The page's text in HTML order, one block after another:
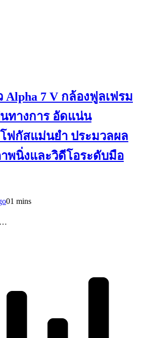
Alpha 7 V กล้องฟูลเฟรม
ทางการ อัดแน่น
ฟกัสแม่นยำ ประมวลผล
าพนิ่งและวิดีโอระดับมือ
01 mins
…